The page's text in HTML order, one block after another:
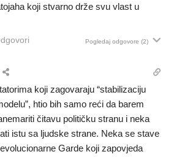
koji stvarno drže svu vlast u
Pogledaj odgovore (2)
koji zagovaraju “stabilizaciju
htio bih samo reći da barem
čitavu političku stranu i neka
istu sa ljudske strane. Neka se stave
Garde koji zapovjeda